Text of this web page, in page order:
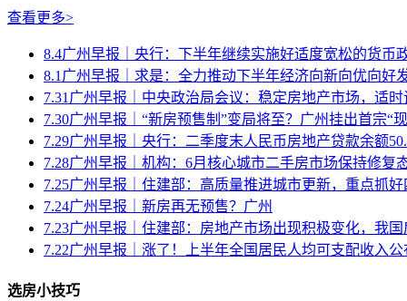
查看更多>
8.4广州早报｜央行：下半年继续实施好适度宽松的货币
8.1广州早报｜求是：全力推动下半年经济向新向优向好
7.31广州早报｜中央政治局会议：稳定房地产市场，适时
7.30广州早报｜“新房预售制”变局将至？广州挂出首宗“
7.29广州早报｜央行：二季度末人民币房地产贷款余额
7.28广州早报｜机构：6月核心城市二手房市场保持修复
7.25广州早报｜住建部：高质量推进城市更新，重点抓好
7.24广州早报｜新房再无预售？广州
7.23广州早报｜住建部：房地产市场出现积极变化，我国
7.22广州早报｜涨了！上半年全国居民人均可支配收入公
选房小技巧